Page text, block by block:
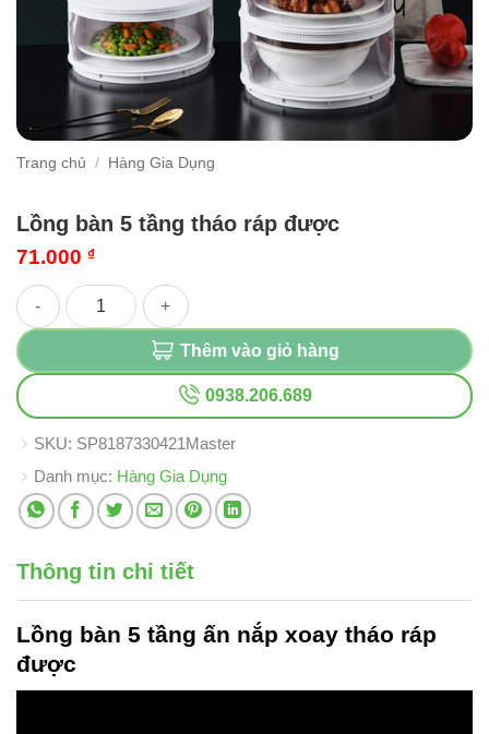
Trang chủ / Hàng Gia Dụng
Lồng bàn 5 tầng tháo ráp được
71.000 ₫
Lồng bàn 5 tầng tháo ráp được số lượng
Thêm vào giỏ hàng
0938.206.689
SKU: SP8187330421Master
Danh mục: Hàng Gia Dụng
Thông tin chi tiết
Lồng bàn 5 tầng ấn nắp xoay tháo ráp
được